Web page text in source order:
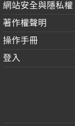
網站安全與隱私權
著作權聲明
操作手冊
登入